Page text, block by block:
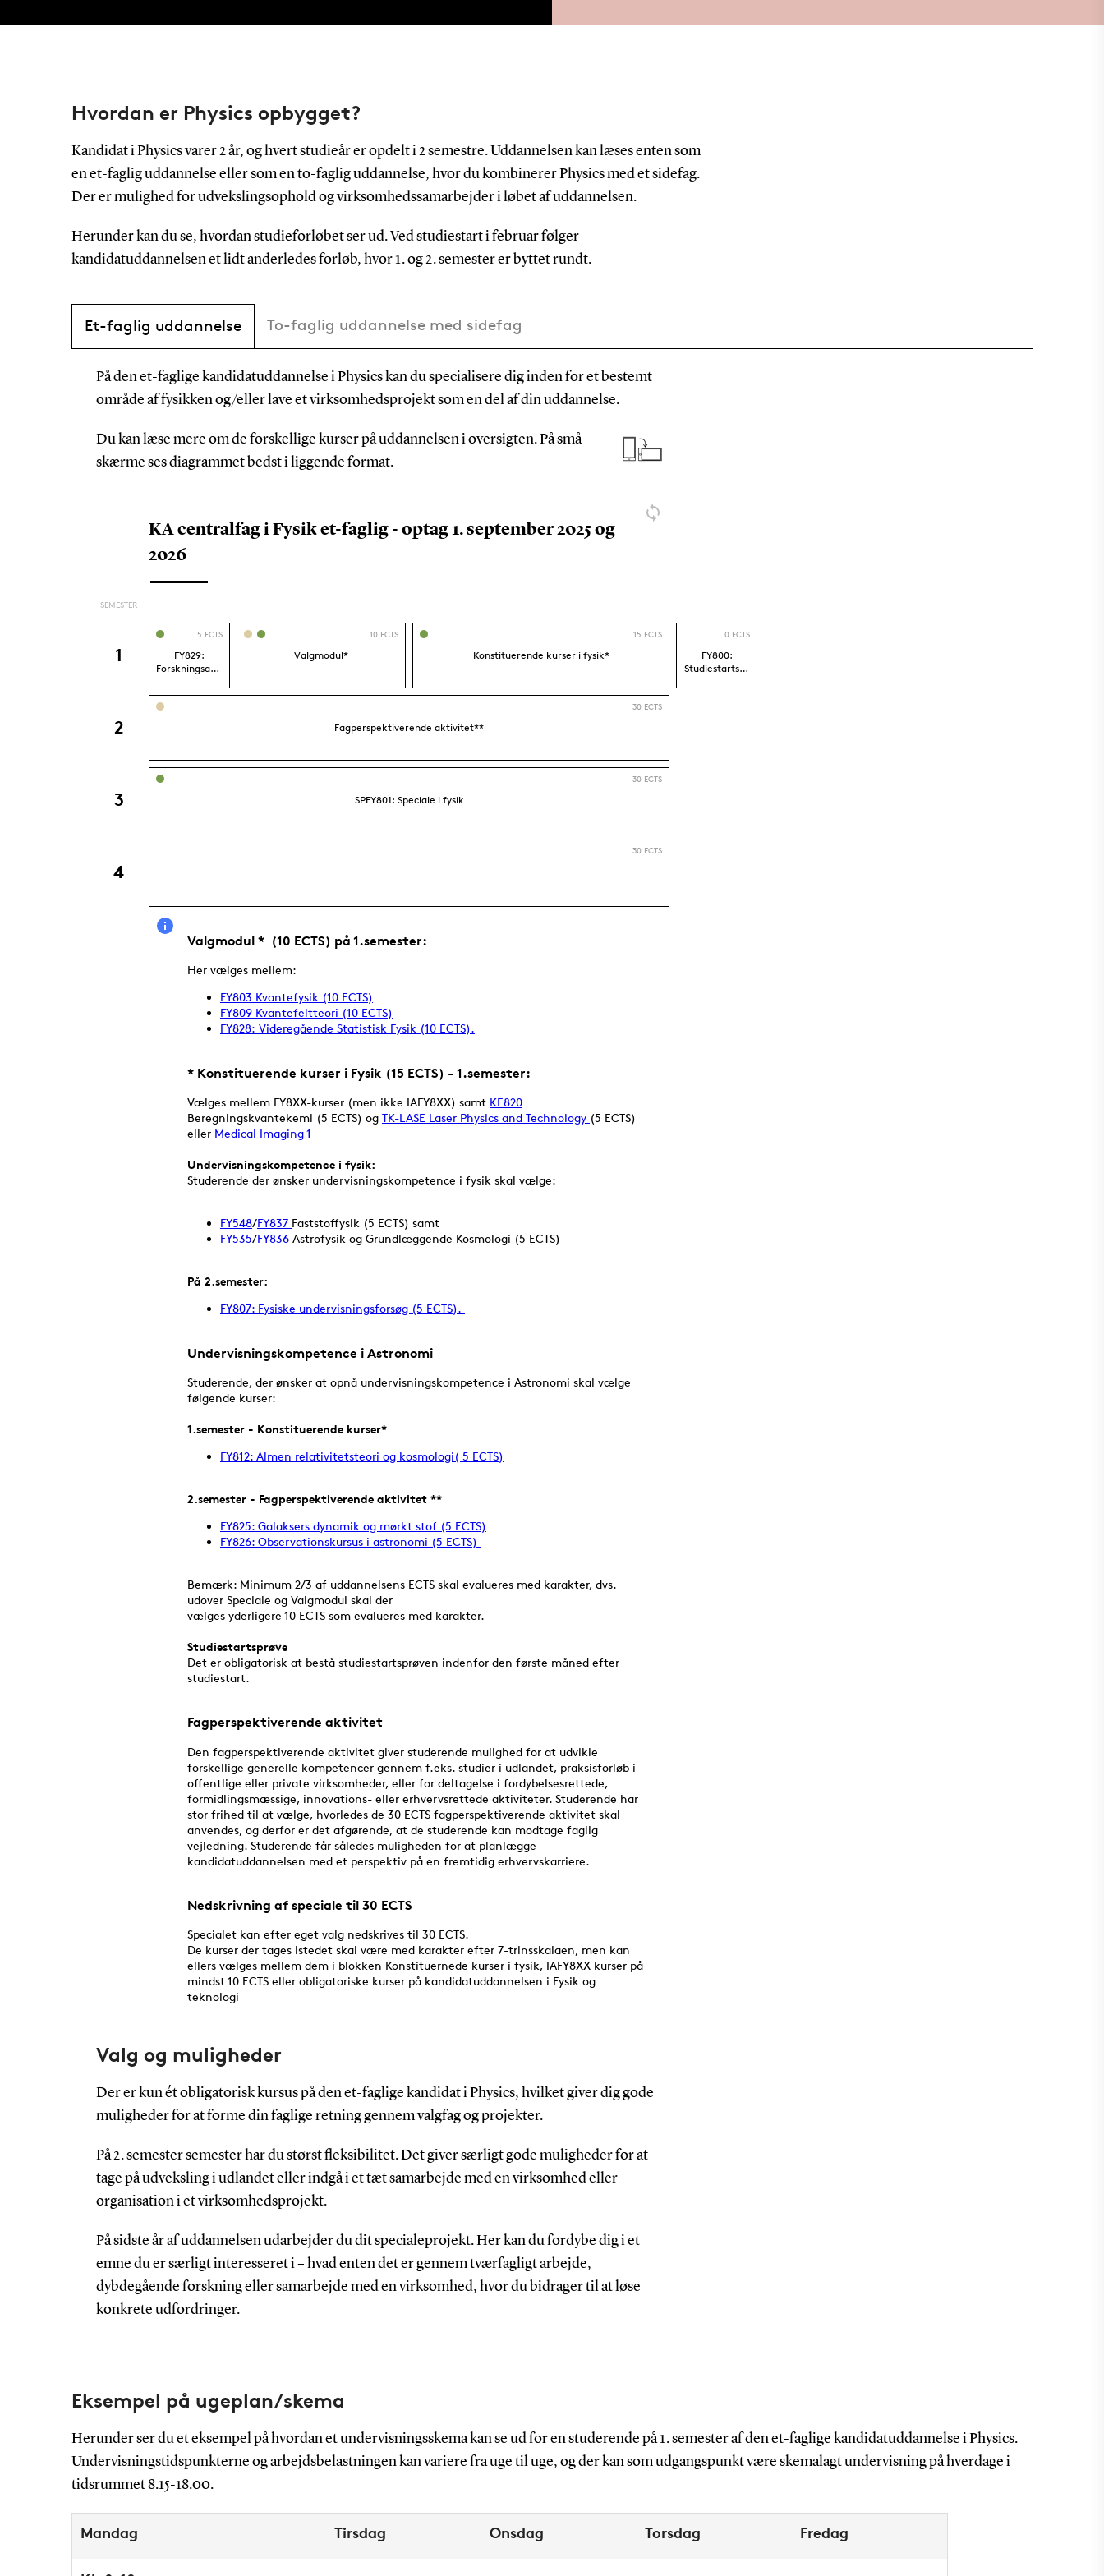
Hvordan er Physics opbygget?
Kandidat i Physics varer 2 år, og hvert studieår er opdelt i 2 semestre. Uddannelsen kan læses enten som
en et-faglig uddannelse eller som en to-faglig uddannelse, hvor du kombinerer Physics med et sidefag.
Der er mulighed for udvekslingsophold og virksomhedssamarbejder i løbet af uddannelsen.
Herunder kan du se, hvordan studieforløbet ser ud. Ved studiestart i februar følger
kandidatuddannelsen et lidt anderledes forløb, hvor 1. og 2. semester er byttet rundt.
Et-faglig uddannelse To-faglig uddannelse med sidefag
På den et-faglige kandidatuddannelse i Physics kan du specialisere dig inden for et bestemt
område af fysikken og/eller lave et virksomhedsprojekt som en del af din uddannelse.
Du kan læse mere om de forskellige kurser på uddannelsen i oversigten. På små
skærme ses diagrammet bedst i liggende format.
Valg og muligheder
Der er kun ét obligatorisk kursus på den et-faglige kandidat i Physics, hvilket giver dig gode
muligheder for at forme din faglige retning gennem valgfag og projekter.
På 2. semester semester har du størst fleksibilitet. Det giver særligt gode muligheder for at
tage på udveksling i udlandet eller indgå i et tæt samarbejde med en virksomhed eller
organisation i et virksomhedsprojekt.
På sidste år af uddannelsen udarbejder du dit specialeprojekt. Her kan du fordybe dig i et
emne du er særligt interesseret i – hvad enten det er gennem tværfagligt arbejde,
dybdegående forskning eller samarbejde med en virksomhed, hvor du bidrager til at løse
konkrete udfordringer.
Eksempel på ugeplan/skema
Herunder ser du et eksempel på hvordan et undervisningsskema kan se ud for en studerende på 1. semester af den et-faglige kandidatuddannelse i Physics.
Undervisningstidspunkterne og arbejdsbelastningen kan variere fra uge til uge, og der kan som udgangspunkt være skemalagt undervisning på hverdage i
tidsrummet 8.15-18.00.
Mandag Tirsdag Onsdag Torsdag Fredag